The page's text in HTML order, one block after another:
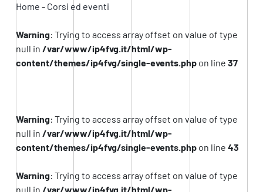
Home - Corsi ed eventi
Warning: Trying to access array offset on value of type
null in /var/www/ip4fvg.it/html/wp-
content/themes/ip4fvg/single-events.phpon line 37
Warning: Trying to access array offset on value of type
null in /var/www/ip4fvg.it/html/wp-
content/themes/ip4fvg/single-events.phpon line 43
Warning: Trying to access array offset on value of type
null in /var/www/ip4fvg.it/html/wp-